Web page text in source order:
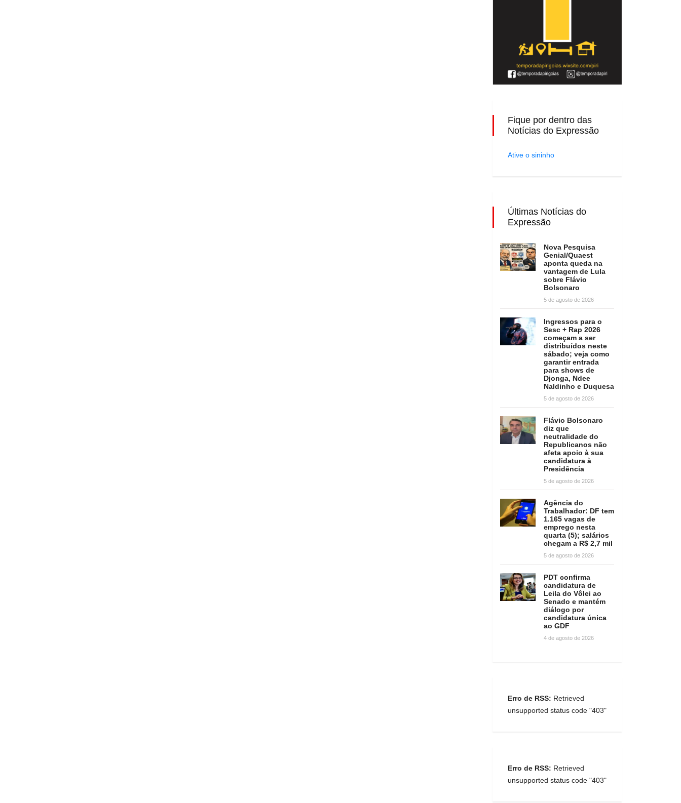
Fique por dentro das
Notícias do Expressão
Ative o sininho
Últimas Notícias do
Expressão
Nova Pesquisa
Genial/Quaest
aponta queda na
vantagem de Lula
sobre Flávio
Bolsonaro
5 de agosto de 2026
Ingressos para o
Sesc + Rap 2026
começam a ser
distribuídos neste
sábado; veja como
garantir entrada
para shows de
Djonga, Ndee
Naldinho e Duquesa
5 de agosto de 2026
Flávio Bolsonaro
diz que
neutralidade do
Republicanos não
afeta apoio à sua
candidatura à
Presidência
5 de agosto de 2026
Agência do
Trabalhador: DF tem
1.165 vagas de
emprego nesta
quarta (5); salários
chegam a R$ 2,7 mil
5 de agosto de 2026
PDT confirma
candidatura de
Leila do Vôlei ao
Senado e mantém
diálogo por
candidatura única
ao GDF
4 de agosto de 2026
Erro de RSS: Retrieved
unsupported status code "403"
Erro de RSS: Retrieved
unsupported status code "403"